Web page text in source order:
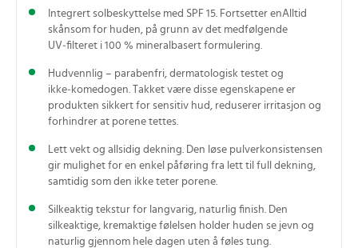
Integrert solbeskyttelse med SPF 15. Fortsetter enAlltid
skånsom for huden, på grunn av det medfølgende
UV‑filteret i 100 % mineralbasert formulering.
Hudvennlig – parabenfri, dermatologisk testet og
ikke‑komedogen. Takket være disse egenskapene er
produkten sikkert for sensitiv hud, reduserer irritasjon og
forhindrer at porene tettes.
Lett vekt og allsidig dekning. Den løse pulverkonsistensen
gir mulighet for en enkel påføring fra lett til full dekning,
samtidig som den ikke teter porene.
Silkeaktig tekstur for langvarig, naturlig finish. Den
silkeaktige, kremaktige følelsen holder huden se jevn og
naturlig gjennom hele dagen uten å føles tung.